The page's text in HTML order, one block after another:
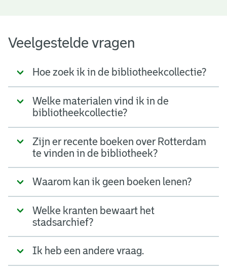
Veelgestelde vragen
Hoe zoek ik in de bibliotheekcollectie?
Welke materialen vind ik in de
bibliotheekcollectie?
Zijn er recente boeken over Rotterdam
te vinden in de bibliotheek?
Waarom kan ik geen boeken lenen?
Welke kranten bewaart het
stadsarchief?
Ik heb een andere vraag.